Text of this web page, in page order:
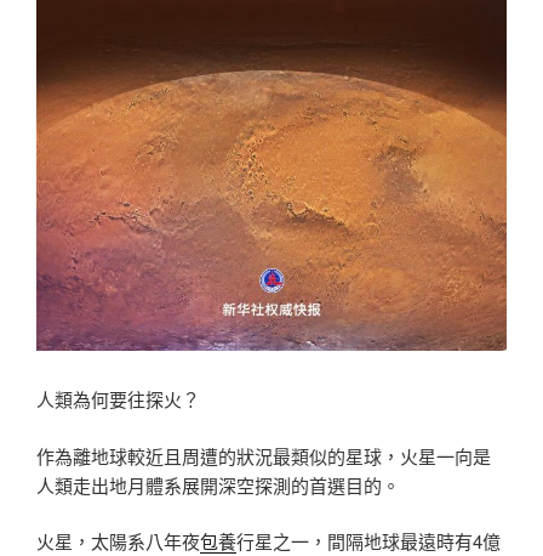
人類為何要往探火？
作為離地球較近且周遭的狀況最類似的星球，火星一向是
人類走出地月體系展開深空探測的首選目的。
火星，太陽系八年夜包養行星之一，間隔地球最遠時有4億